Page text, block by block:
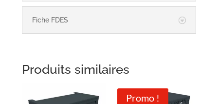
Fiche FDES
Produits similaires
Promo !